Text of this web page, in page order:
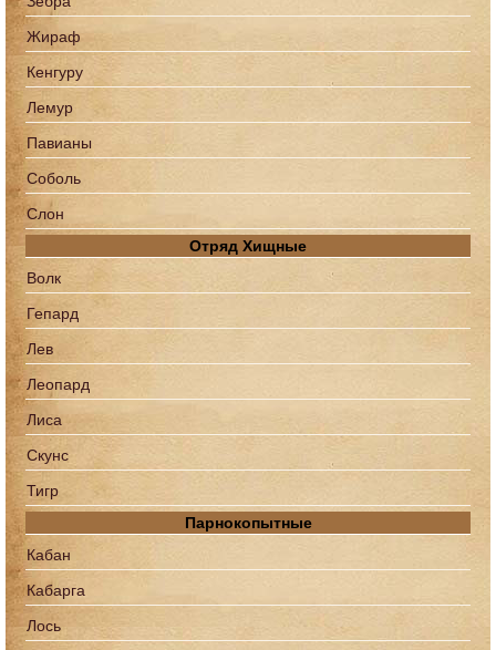
Жираф
Кенгуру
Лемур
Павианы
Соболь
Слон
Отряд Хищные
Волк
Гепард
Лев
Леопард
Лиса
Скунс
Тигр
Парнокопытные
Кабан
Кабарга
Лось